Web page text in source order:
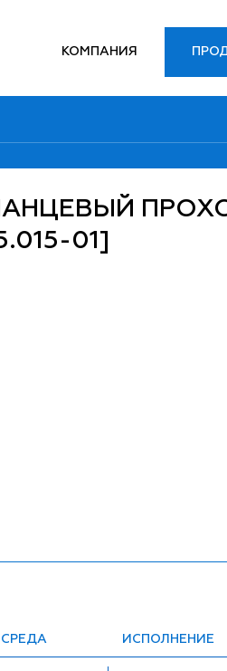
КОМПАНИЯ
01]
СРЕДА ИСПОЛНЕНИЕ